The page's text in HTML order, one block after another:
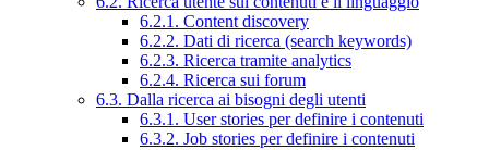
6.2.1. Content discovery
6.2.2. Dati di ricerca (search keywords)
6.2.3. Ricerca tramite analytics
6.2.4. Ricerca sui forum
6.3. Dalla ricerca ai bisogni degli utenti
6.3.1. User stories per definire i contenuti
6.3.2. Job stories per definire i contenuti